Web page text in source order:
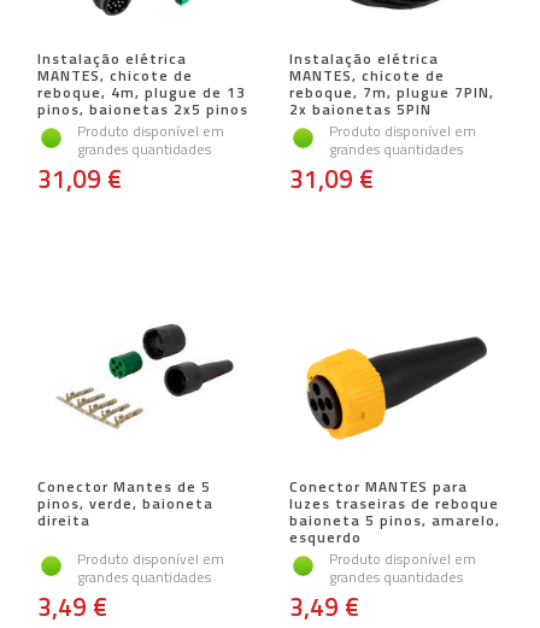
Instalação elétrica
MANTES, chicote de
reboque, 4m, plugue de 13
pinos, baionetas 2x5 pinos
Produto disponível em
grandes quantidades
31,09 €
Instalação elétrica
MANTES, chicote de
reboque, 7m, plugue 7PIN,
2x baionetas 5PIN
Produto disponível em
grandes quantidades
31,09 €
Conector Mantes de 5
pinos, verde, baioneta
direita
Produto disponível em
grandes quantidades
3,49 €
Conector MANTES para
luzes traseiras de reboque
baioneta 5 pinos, amarelo,
esquerdo
Produto disponível em
grandes quantidades
3,49 €